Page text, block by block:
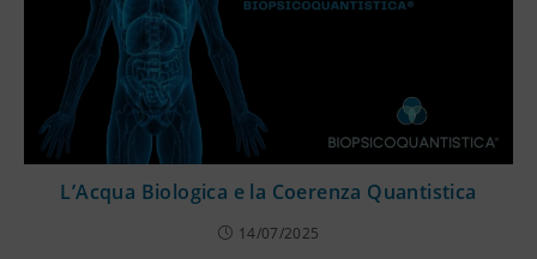
L’Acqua Biologica e la Coerenza Quantistica
14/07/2025